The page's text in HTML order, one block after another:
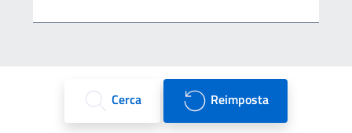
Cerca Reimposta